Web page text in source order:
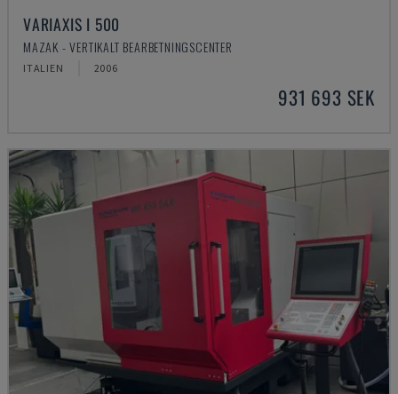
VARIAXIS I 500
MAZAK - VERTIKALT BEARBETNINGSCENTER
ITALIEN 2006
931 693 SEK